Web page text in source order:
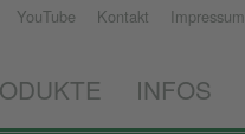
INFOS
YouTube Kontakt Impressum